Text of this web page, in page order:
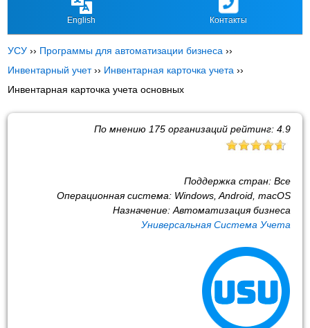
English Контакты
УСУ ›› Программы для автоматизации бизнеса ››
Инвентарный учет›› Инвентарная карточка учета ››
Инвентарная карточка учета основных
По мнению 175организаций рейтинг: 4.9
Поддержка стран: Все
Операционная система: Windows, Android, macOS
Назначение: Автоматизация бизнеса
Универсальная Система Учета